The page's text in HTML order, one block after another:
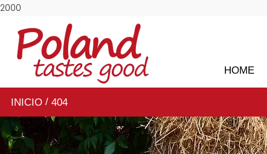
2000
HOME
INICIO/ 404